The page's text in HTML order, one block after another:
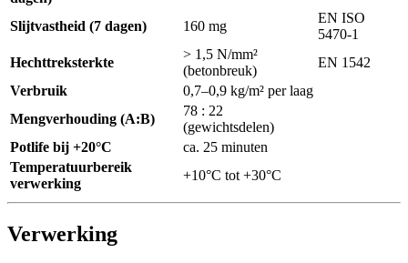
Slijtvastheid (7 dagen) 160 mg
EN ISO
5470-1
Hechttreksterkte
> 1,5 N/mm²
(betonbreuk)
EN 1542
Verbruik
0,7–0,9 kg/m² per laag
Mengverhouding (A:B)
78 : 22
(gewichtsdelen)
Potlife bij +20°C
ca. 25 minuten
Temperatuurbereik
verwerking
+10°C tot +30°C
Verwerking